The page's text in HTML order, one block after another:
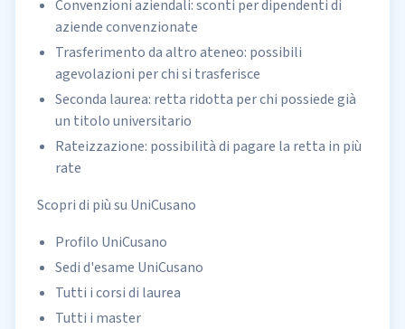
Convenzioni aziendali: sconti per dipendenti di
aziende convenzionate
Trasferimento da altro ateneo: possibili
agevolazioni per chi si trasferisce
Seconda laurea: retta ridotta per chi possiede già
un titolo universitario
Rateizzazione: possibilità di pagare la retta in più
rate
Scopri di più su UniCusano
Profilo UniCusano
Sedi d'esame UniCusano
Tutti i corsi di laurea
Tutti i master